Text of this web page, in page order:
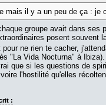
mais il y a un peu de ça : je
groupe avait dans ses
posent souvent
pour ne rien te cacher,
"La Vida Nocturna" à Ibiza).
que si les questions de
l'hostilité qu'elles
: